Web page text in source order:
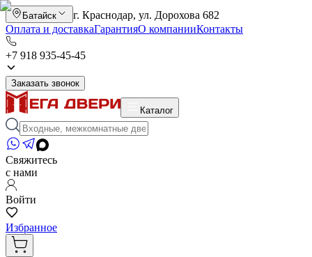
Батайск
г. Краснодар, ул. Дорохова 682
Оплата и доставкаГарантияО компанииКонтакты
+7 918 935-45-45
Заказать звонок
Каталог
Свяжитесь
с нами
Войти
Избранное